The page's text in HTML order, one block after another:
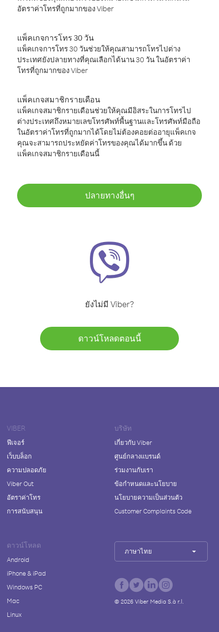
อัตราค่าโทรที่ถูกมากของ Viber
แพ็คเกจการโทร 30 วัน
แพ็คเกจการโทร 30 วันช่วยให้คุณสามารถโทรไปต่าง
ประเทศยังปลายทางที่คุณเลือกได้นาน 30 วัน ในอัตราค่า
โทรที่ถูกมากของ Viber
แพ็คเกจสมาชิกรายเดือน
แพ็คเกจสมาชิกรายเดือนช่วยให้คุณมีอิสระในการโทรไป
ต่างประเทศถึงหมายเลขโทรศัพท์พื้นฐานและโทรศัพท์มือถือ
ในอัตราค่าโทรที่ถูกมากได้โดยไม่ต้องคอยต่ออายุแพ็คเกจ
คุณจะสามารถประหยัดค่าโทรของคุณได้มากขึ้น ด้วย
แพ็คเกจสมาชิกรายเดือนนี้
ปลายทางอื่นๆ
ยังไม่มี Viber?
ดาวน์โหลดตอนนี้
VIBER
ฟีเจอร์
เว็บบล็อก
ความปลอดภัย
Viber Out
อัตราค่าโทร
การสนับสนุน
บริษัท
เกี่ยวกับ Viber
ศูนย์กลางแบรนด์
ร่วมงานกับเรา
ข้อกำหนดและนโยบาย
นโยบายความเป็นส่วนตัว
Customer Complaints Code
ดาวน์โหลด
Android
iPhone & iPad
Windows PC
Mac
Linux
ภาษาไทย
© 2026Viber Media S.à r.l.